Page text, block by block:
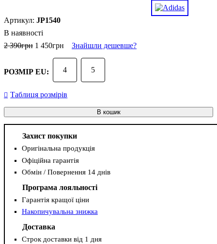
JP1540
В наявності
2 390грн 1 450грн Знайшли дешевше?
РОЗМІР EU: 4 5
Таблиця розмірів
В кошик
Захист покупки
Оригінальна продукція
Офіційна гарантія
Обмін / Повернення 14 днів
Програма лояльності
Гарантія кращої ціни
Накопичувальна знижка
Доставка
Строк доставки від 1 дня